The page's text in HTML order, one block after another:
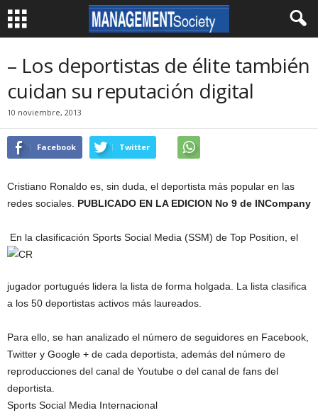
– Los deportistas de élite también
cuidan su reputación digital
10 noviembre, 2013
Facebook Twitter
Cristiano Ronaldo es, sin duda, el deportista más popular en las
redes sociales. PUBLICADO EN LA EDICION No 9 de INCompany
En la clasificación Sports Social Media (SSM) de Top Position, el
jugador portugués lidera la lista de forma holgada. La lista clasifica
a los 50 deportistas activos más laureados.
Para ello, se han analizado el número de seguidores en Facebook,
Twitter y Google + de cada deportista, además del número de
reproducciones del canal de Youtube o del canal de fans del
deportista.
Sports Social Media Internacional